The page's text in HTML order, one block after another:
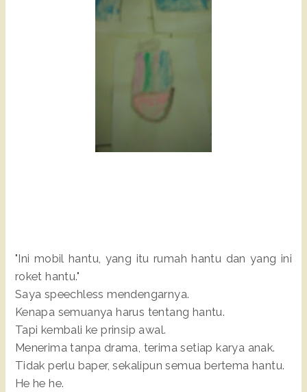
"Ini mobil hantu, yang itu rumah hantu dan yang ini
roket hantu."
Saya speechless mendengarnya.
Kenapa semuanya harus tentang hantu.
Tapi kembali ke prinsip awal.
Menerima tanpa drama, terima setiap karya anak.
Tidak perlu baper, sekalipun semua bertema hantu.
He he he.